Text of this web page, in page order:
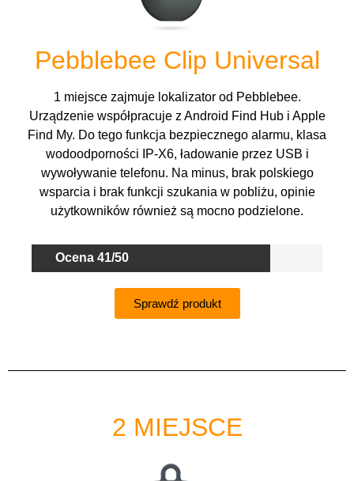
Pebblebee Clip Universal
1 miejsce zajmuje lokalizator od Pebblebee.
Urządzenie współpracuje z Android Find Hub i Apple
Find My. Do tego funkcja bezpiecznego alarmu, klasa
wodoodporności IP-X6, ładowanie przez USB i
wywoływanie telefonu. Na minus, brak polskiego
wsparcia i brak funkcji szukania w pobliżu, opinie
użytkowników również są mocno podzielone.
Ocena 41/50
Sprawdź produkt
2 MIEJSCE